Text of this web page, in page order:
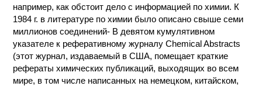
ХИМИИ
ХИМИЯ НА
ПРОИЗВОДСТВЕ
И ХИМИЧЕСКАЯ
ТЕХНОЛОГИЯ
например, как обстоит дело с информацией по химии. К
1984 г. в литературе по химии было описано свыше семи
миллионов соединений- В девятом кумулятивном
указателе к реферативному журналу Chemical Abstracts
(этот журнал, издаваемый в США, помещает краткие
рефераты химических публикаций, выходящих во всем
мире, в том числе написанных на немецком, китайском,